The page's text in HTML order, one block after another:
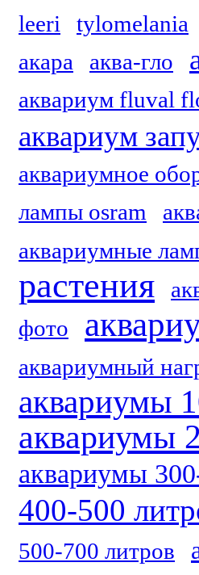
leeri
tylomelania
акара
аква-гло
аквариум fluval
аквариум
аквариумное
лампы osram
аквариумные
растения
фото
аквариумный
аквариумы
аквариумы
аквариумы
400-500
500-700 литров